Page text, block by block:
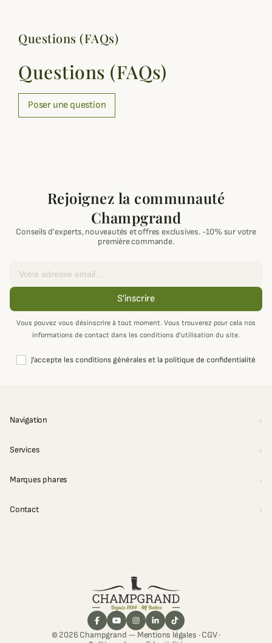
Questions (FAQs)
Questions (FAQs)
Poser une question
Rejoignez la communauté
Champgrand
Conseils d'experts, nouveautés et offres exclusives. -10% sur votre
première commande.
S'inscrire
Vous pouvez vous désinscrire à tout moment. Vous trouverez pour cela nos
informations de contact dans les conditions d'utilisation du site.
J'accepte les conditions générales et la politique de confidentialité
Navigation
Services
Marques phares
Contact
© 2026 Champgrand — Mentions légales ·CGV·